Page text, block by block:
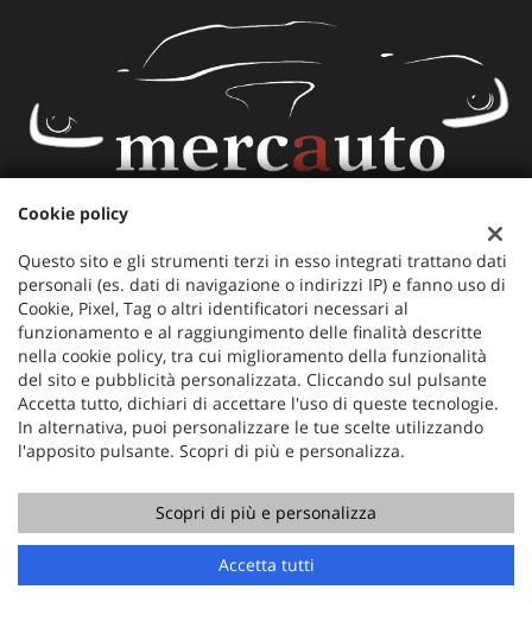
Contatta un consulente
Mercauto
Via Nazionale 171
36056 Tezze sul Brenta (VI)
Telefono:
+39 049 597 4422
Cellulare:
+39 329 273 2302
Fax:
+39 049 597 4422
Email:
info@mercauto2.com
ALLES DI INVERSO LORENZO
Via Nazionale, 171 PD - 36056 Tezze sul Brenta
C.F/P.IVA:03514030240
Cookie policy
Questo sito e gli strumenti terzi in esso integrati trattano dati
personali (es. dati di navigazione o indirizzi IP) e fanno uso di
Cookie, Pixel, Tag o altri identificatori necessari al
funzionamento e al raggiungimento delle finalità descritte
nella cookie policy, tra cui miglioramento della funzionalità
del sito e pubblicità personalizzata. Cliccando sul pulsante
Accetta tutto, dichiari di accettare l'uso di queste tecnologie.
In alternativa, puoi personalizzare le tue scelte utilizzando
l'apposito pulsante. Scopri di più e personalizza.
Scopri di più e personalizza
Accetta tutti